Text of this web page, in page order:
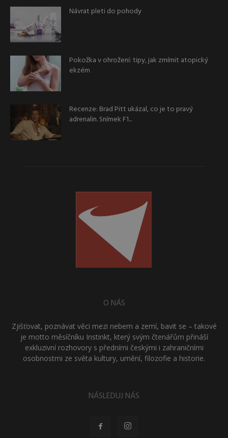
Návrat pleti do pohody
Pokožka v ohrožení: tipy, jak zmírnit atopický
ekzém
Recenze: Brad Pitt ukázal, co je to pravý
adrenalin. Snímek F1...
O NÁS
Zjišťovat, poznávat věci mezi nebem a zemí, bavit se – takové
je motto měsíčníku Instinkt, který svým čtenářům přináší
exkluzivní rozhovory s předními českými i zahraničními
osobnostmi ze světa kultury, umění, filozofie a historie.
NÁSLEDUJ NÁS